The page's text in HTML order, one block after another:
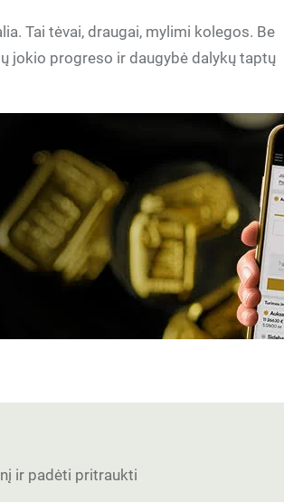
Tai tėvai, draugai, mylimi kolegos. Be
jokio progreso ir daugybė dalykų taptų
ir padėti pritraukti